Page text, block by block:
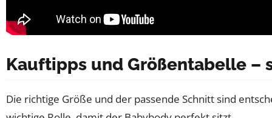
Kauftipps und Größentabelle –
Die richtige Größe und der passende Schnitt sind